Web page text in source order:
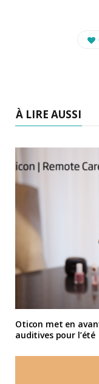
À LIRE AUSSI
Oticon met en
auditives pour l’été